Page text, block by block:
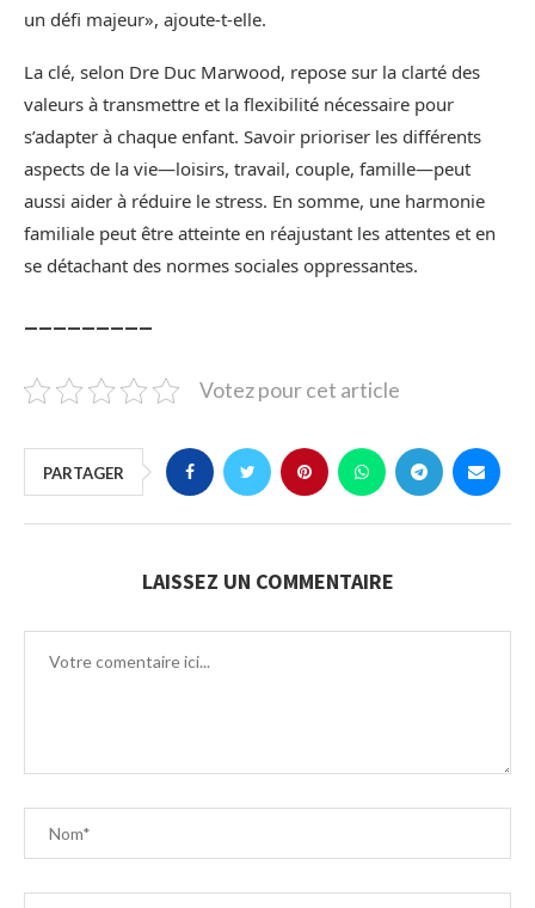
un défi majeur», ajoute-t-elle.
La clé, selon Dre Duc Marwood, repose sur la clarté des
valeurs à transmettre et la flexibilité nécessaire pour
s’adapter à chaque enfant. Savoir prioriser les différents
aspects de la vie—loisirs, travail, couple, famille—peut
aussi aider à réduire le stress. En somme, une harmonie
familiale peut être atteinte en réajustant les attentes et en
se détachant des normes sociales oppressantes.
Votez pour cet article
PARTAGER
LAISSEZ UN COMMENTAIRE